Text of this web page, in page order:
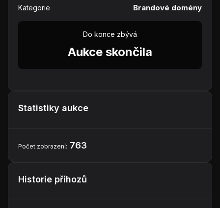
Kategorie Brandové domény
Do konce zbývá
Aukce skončila
Statistiky aukce
Počet zobrazení: 763
Historie příhozů